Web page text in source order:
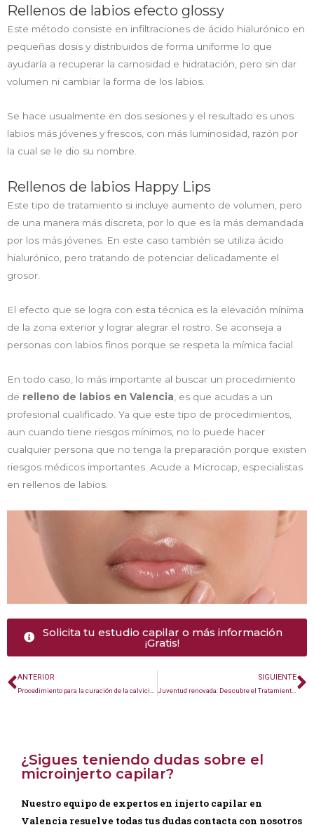
Rellenos de labios efecto glossy
Este método consiste en infiltraciones de ácido hialurónico en
pequeñas dosis y distribuidos de forma uniforme lo que
ayudaría a recuperar la carnosidad e hidratación, pero sin dar
volumen ni cambiar la forma de los labios.
Se hace usualmente en dos sesiones y el resultado es unos
labios más jóvenes y frescos, con más luminosidad, razón por
la cual se le dio su nombre.
Rellenos de labios Happy Lips
Este tipo de tratamiento si incluye aumento de volumen, pero
de una manera más discreta, por lo que es la más demandada
por los más jóvenes. En este caso también se utiliza ácido
hialurónico, pero tratando de potenciar delicadamente el
grosor.
El efecto que se logra con esta técnica es la elevación mínima
de la zona exterior y lograr alegrar el rostro. Se aconseja a
personas con labios finos porque se respeta la mímica facial.
En todo caso, lo más importante al buscar un procedimiento
de relleno de labios en Valencia , es que acudas a un
profesional cualificado. Ya que este tipo de procedimientos,
aun cuando tiene riesgos mínimos, no lo puede hacer
cualquier persona que no tenga la preparación porque existen
riesgos médicos importantes. Acude a Microcap, especialistas
en rellenos de labios.
Solicita tu estudio capilar o más información
¡Gratis!
ANTERIOR SIGUIENTE
Juventud renovada: Descubre el Tratamiento de Ácido Hialurónico en Valencia
¿Sigues teniendo dudas sobre el
microinjerto capilar?
Nuestro equipo de expertos en injerto capilar en
Valencia resuelve todas tus dudas contacta con nosotros